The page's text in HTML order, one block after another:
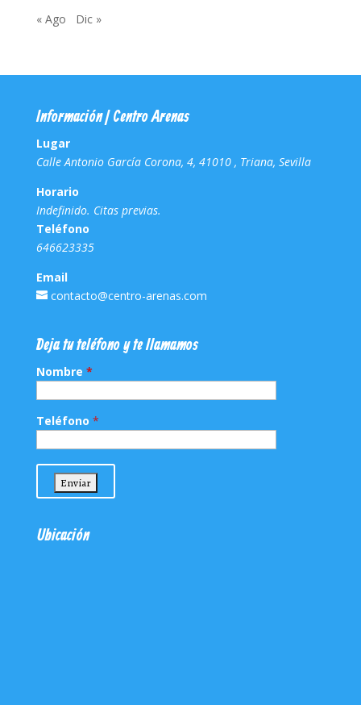
« Ago
Dic »
Información | Centro Arenas
Lugar
Calle Antonio García Corona, 4, 41010 , Triana, Sevilla
Horario
Indefinido. Citas previas.
Teléfono
646623335
Email
contacto@centro-arenas.com
Deja tu teléfono y te llamamos
Nombre *
Teléfono *
Ubicación